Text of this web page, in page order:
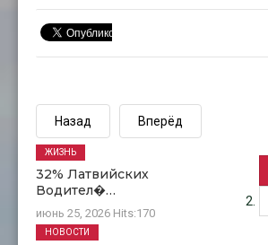
Назад Вперёд
32% Латвийских
Водител�…
июнь 25, 2026 Hits:170
ЖИЗНЬ
НОВОСТИ